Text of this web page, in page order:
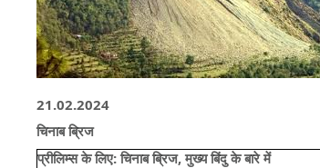
21.02.2024
चिनाब ब्रिज
प्रीलिम्स के लिए:चिनाब ब्रिज, मुख्य बिंदु के बारे में